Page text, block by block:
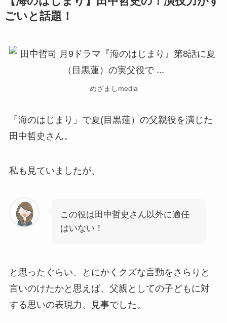
ごいと話題！
めざましmedia
「海のはじまり」で夏(目黒蓮）の父親役を演じた
田中哲史さん。
私も見ていましたが、
この役は田中哲史さん以外に適任
はいない！
と思ったぐらい、とにかくクズな言動をさらりと
言いのけたかと思えば、父親としての子どもに対
する思いの表現力、見事でした。